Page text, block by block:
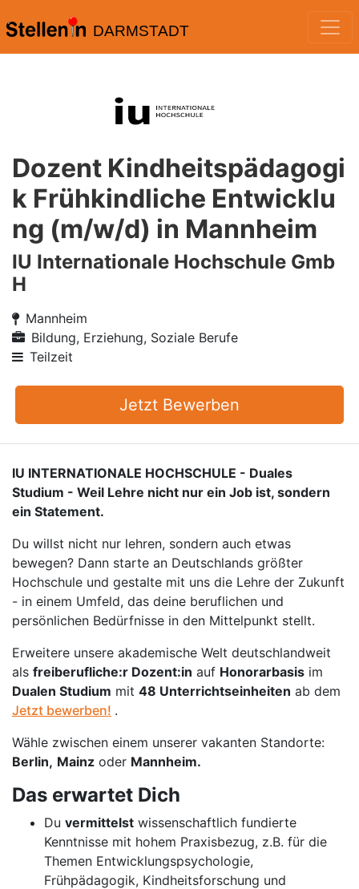
DARMSTADT
Dozent Kindheitspädagogi
k Frühkindliche Entwicklu
ng (m/w/d) in Mannheim
IU Internationale Hochschule Gmb
H
Mannheim
Bildung, Erziehung, Soziale Berufe
Teilzeit
Jetzt Bewerben
IU INTERNATIONALE HOCHSCHULE - Duales
Studium - Weil Lehre nicht nur ein Job ist, sondern
ein Statement.
Du willst nicht nur lehren, sondern auch etwas
bewegen? Dann starte an Deutschlands größter
Hochschule und gestalte mit uns die Lehre der Zukunft
- in einem Umfeld, das deine beruflichen und
persönlichen Bedürfnisse in den Mittelpunkt stellt.
Erweitere unsere akademische Welt deutschlandweit
als freiberufliche:r Dozent:in auf Honorarbasis im
Dualen Studium mit 48 Unterrichtseinheiten ab dem
Jetzt bewerben! .
Wähle zwischen einem unserer vakanten Standorte:
Berlin, Mainz oder Mannheim.
Das erwartet Dich
Du vermittelst wissenschaftlich fundierte
Kenntnisse mit hohem Praxisbezug, z.B. für die
Themen Entwicklungspsychologie,
Frühpädagogik, Kindheitsforschung und